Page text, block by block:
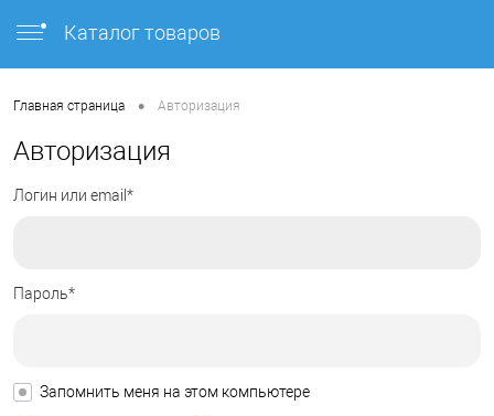
Каталог товаров
Главная страница • Авторизация
Авторизация
Логин или email*
Пароль*
Запомнить меня на этом компьютере